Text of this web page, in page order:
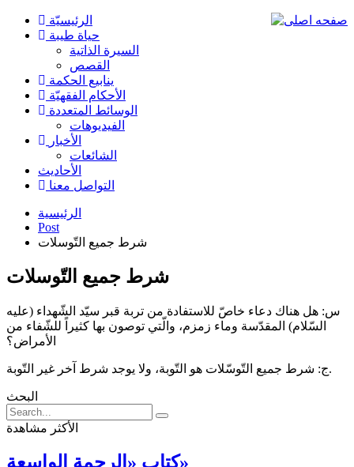
الرئیسیّة
حياة طيبة
السيرة الذاتية
القصص
ينابيع الحكمة
الأحکام الفقهیّة
الوسائط المتعددة
الفیدیوهات
الأخبار
الشائعات
الأحادیث
التواصل معنا
الرئيسية
Post
شرط جميع التّوسلات
شرط جميع التّوسلات
س: هل هناك دعاء خاصّ للاستفادة من تربة قبر سيّد الشّهداء (عليه
السّلام) المقدّسة وماء زمزم، والّتي توصون بها كثيراً للشّفاء من
الأمراض؟
ج: شرط جميع التّوسّلات هو التّوبة، ولا يوجد شرط آخر غير التّوبة.
البحث
الأكثر مشاهدة
كتاب «الرحمة الواسعة»